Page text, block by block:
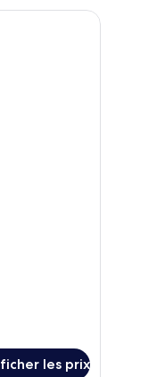
avec des rideaux.
les prix